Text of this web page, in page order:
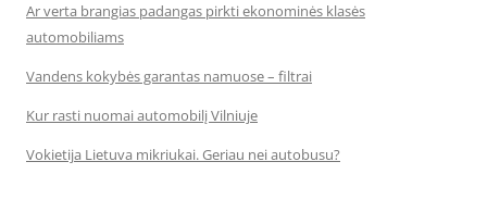
Ar verta brangias padangas pirkti ekonominės klasės
automobiliams
Vandens kokybės garantas namuose – filtrai
Kur rasti nuomai automobilį Vilniuje
Vokietija Lietuva mikriukai. Geriau nei autobusu?